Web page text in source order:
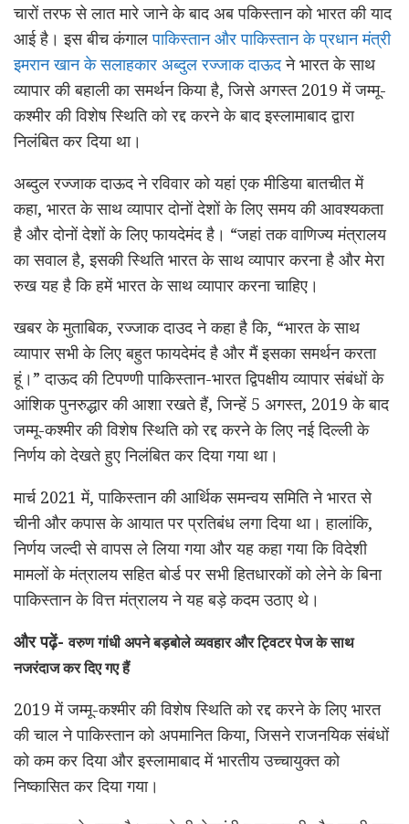
चारों तरफ से लात मारे जाने के बाद अब पकिस्तान को भारत की याद
आई है। इस बीच कंगालपाकिस्तान और पाकिस्तान के प्रधान मंत्री
इमरान खान के सलाहकार अब्दुल रज्जाक दाऊदने भारत के साथ
व्यापार की बहाली का समर्थन किया है, जिसे अगस्त 2019 में जम्मू-
कश्मीर की विशेष स्थिति को रद्द करने के बाद इस्लामाबाद द्वारा
निलंबित कर दिया था।
अब्दुल रज्जाक दाऊद ने रविवार को यहां एक मीडिया बातचीत में
कहा, भारत के साथ व्यापार दोनों देशों के लिए समय की आवश्यकता
है और दोनों देशों के लिए फायदेमंद है। “जहां तक ​​वाणिज्य मंत्रालय
का सवाल है, इसकी स्थिति भारत के साथ व्यापार करना है और मेरा
रुख यह है कि हमें भारत के साथ व्यापार करना चाहिए।
खबर के मुताबिक, रज्जाक दाउद ने कहा है कि, “भारत के साथ
व्यापार सभी के लिए बहुत फायदेमंद है और मैं इसका समर्थन करता
हूं।” दाऊद की टिपण्णी पाकिस्तान-भारत द्विपक्षीय व्यापार संबंधों के
आंशिक पुनरुद्धार की आशा रखते हैं, जिन्हें 5 अगस्त, 2019 के बाद
जम्मू-कश्मीर की विशेष स्थिति को रद्द करने के लिए नई दिल्ली के
निर्णय को देखते हुए निलंबित कर दिया गया था।
मार्च 2021 में, पाकिस्तान की आर्थिक समन्वय समिति ने भारत से
चीनी और कपास के आयात पर प्रतिबंध लगा दिया था। हालांकि,
निर्णय जल्दी से वापस ले लिया गया और यह कहा गया कि विदेशी
मामलों के मंत्रालय सहित बोर्ड पर सभी हितधारकों को लेने के बिना
पाकिस्तान के वित्त मंत्रालय ने यह बड़े कदम उठाए थे।
और पढ़ें-वरुण गांधी अपने बड़बोले व्यवहार और ट्विटर पेज के साथ
नजरंदाज कर दिए गए हैं
2019 में जम्मू-कश्मीर की विशेष स्थिति को रद्द करने के लिए भारत
की चाल ने पाकिस्तान को अपमानित किया, जिसने राजनयिक संबंधों
को कम कर दिया और इस्लामाबाद में भारतीय उच्चायुक्त को
निष्कासित कर दिया गया।